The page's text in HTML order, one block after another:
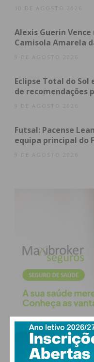
10 DE AGOSTO 2026
Alexis Guerin
Camisola Amarela
9 DE AGOSTO 2026
Eclipse Total do Sol
de recomendações
9 DE AGOSTO 2026
Futsal: Pacense
equipa principal do
9 DE AGOSTO 2026